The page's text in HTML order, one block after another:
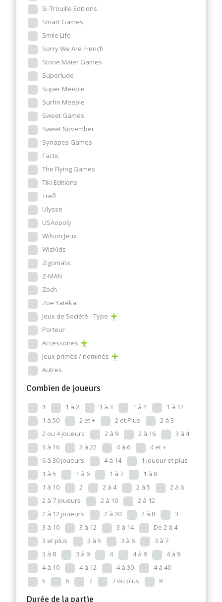
Si-Trouille Editions
Smart Games
Smile Life
Sorry We Are French
Stone Maier Games
Superlude
Super Meeple
Surfin Meeple
Sweet Games
Sweet November
Synapes Games
Tactic
The Flying Games
Tiki Editions
Trefl
Ulysse
USAopoly
Wilson Jeux
WizKids
Zigomatic
Z-MAN
Zoch
Zoe Yateka
Jeux de Société - Type
Porteur
Accessoires
Jeux primés / nominés
Autres
Combien de joueurs
1 1 à 2 1 à 3 1 à 4
1 à 12
1 à 50
2 et + 2 et Plus
2 à 3
2 ou 4 Joueurs
2 à 9 2 à 16
3 à 4
3 à 16
3 à 22 4 à 6
4 et +
6 à 30 joueurs
4 à 14
1 joueur et plus
1 à 5
1 à 6 1 à 7
1 à 8
1 à 10
2 2 à 4 2 à 5
2 à 6
2 à 7 Joueurs
2 à 10
2 à 12
2 à 12 joueurs
2 à 20 2 à 8
3
3 à 10
3 à 12 3 à 14
De 2 à 4
3 et plus
3 à 5 3 à 6
3 à 7
3 à 8
3 à 9 4 4 à 8
4 à 9
4 à 10
4 à 12 4 à 30
4 à 40
5
6 7 7 ou plus 8
Durée de la partie